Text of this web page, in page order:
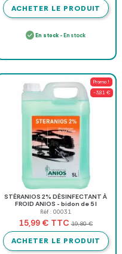
ACHETER LE PRODUIT
En stock - En stock
Promo !
-3,81 €
STÉRANIOS 2% DÉSINFECTANT À
FROID ANIOS - bidon de 5 l
Réf : 00031
15,99 € TTC 19,80 €
ACHETER LE PRODUIT